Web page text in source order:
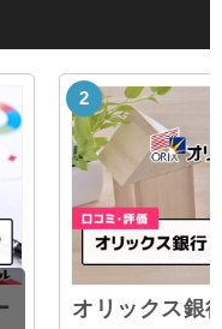
オリックス銀